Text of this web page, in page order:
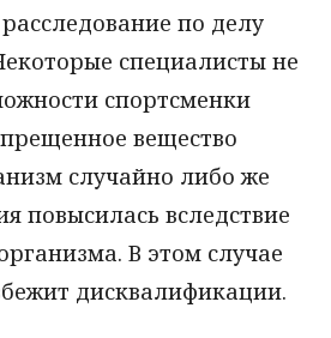
по делу
специалисты не
спортсменки
вещество
случайно либо же
повысилась вследствие
В этом случае
дисквалификации.